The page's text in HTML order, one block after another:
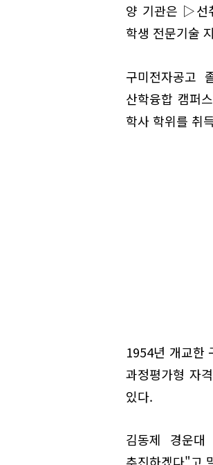
양 기관은 ▷선
학생 전문기술
구미전자공고
산학융합 캠퍼
학사 학위를 취
1954년 개교한
과정평가형 자
있다.
김동제 경운